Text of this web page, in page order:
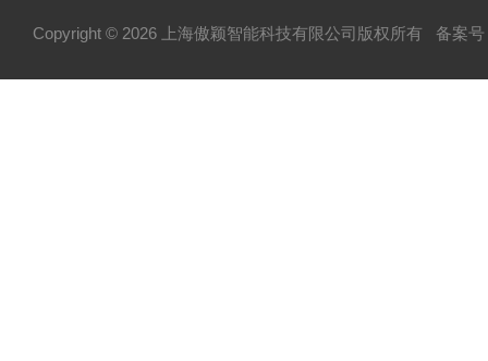
Copyright © 2026 上海傲颖智能科技有限公司版权所有 备案号